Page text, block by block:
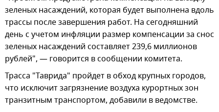
зеленых насаждений, которая будет выполнена вдоль
трассы после завершения работ. На сегодняшний
день с учетом инфляции размер компенсации за снос
зеленых насаждений составляет 239,6 миллионов
рублей", — говорится в сообщении комитета.
Трасса "Таврида" пройдет в обход крупных городов,
что исключит загрязнение воздуха курортных зон
транзитным транспортом, добавили в ведомстве.